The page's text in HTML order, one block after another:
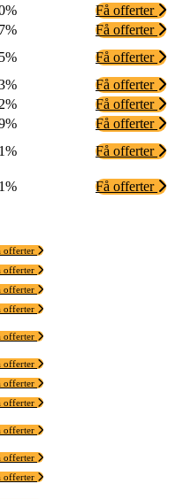
Få offerter
Få offerter
Få offerter
Få offerter
Få offerter
Få offerter
Få offerter
Få offerter
offerter
offerter
offerter
offerter
offerter
offerter
offerter
offerter
offerter
offerter
offerter